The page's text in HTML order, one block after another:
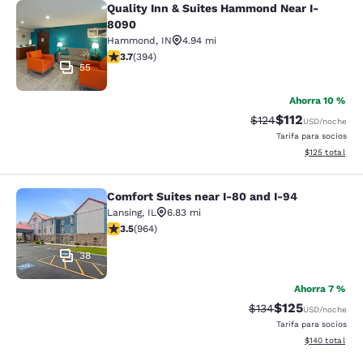
Quality Inn & Suites Hammond
55
Quality Inn & Suites Hammond Near I-
8090
Hammond, IN
4.94 mi
calificación de 3.71 estrellas. Bueno. 394 reseñas
3.7(394)
Ahorra 10 %
Precio tachado:
$124Precio con
$112USD/noche
Tarifa para socios
Ver detalles
$125 total
Comfort Suites near I-80 and I-94
38
Comfort Suites near I-80 and I-94
Lansing, IL
6.83 mi
calificación de 3.51 estrellas. Bueno. 964 reseñas
3.5(964)
Ahorra 7 %
Precio tachado:
$134Precio con
$125USD/noche
Tarifa para socios
Ver detalles
$140 total